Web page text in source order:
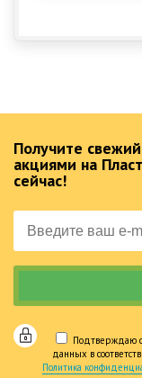
Получите
акциями на
сейчас!
Подтверждаю
данных в
Политика